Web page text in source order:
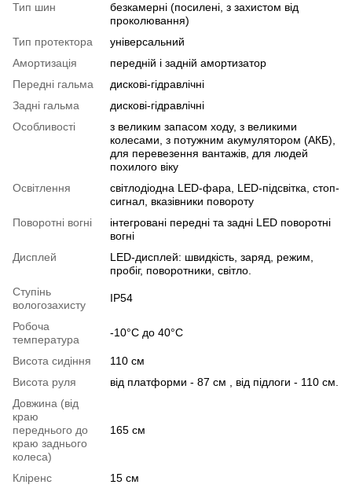
Тип шин
безкамерні (посилені, з захистом від
проколювання)
Тип протектора
універсальний
Амортизація
передній і задній амортизатор
Передні гальма
дискові-гідравлічні
Задні гальма
дискові-гідравлічні
Особливості
з великим запасом ходу, з великими
колесами, з потужним акумулятором (АКБ),
для перевезення вантажів, для людей
похилого віку
Освітлення
світлодіодна LED-фара, LED-підсвітка, стоп-
сигнал, вказівники повороту
Поворотні вогні
інтегровані передні та задні LED поворотні
вогні
Дисплей
LED-дисплей: швидкість, заряд, режим,
пробіг, поворотники, світло.
Ступінь
вологозахисту
IP54
Робоча
температура
-10°C до 40°C
Висота сидіння
110 см
Висота руля
від платформи - 87 см , від підлоги - 110 см.
Довжина (від
краю
переднього до
краю заднього
колеса)
165 см
Кліренс
15 см